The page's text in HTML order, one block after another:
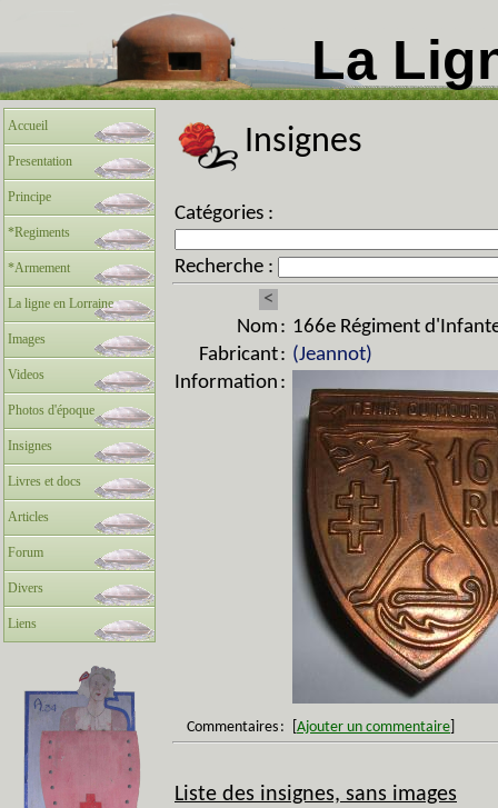
La
Accueil
Presentation
Principe
*Regiments
*Armement
La ligne en Lorraine
Images
Videos
Photos d'époque
Insignes
Livres et docs
Articles
Forum
Divers
Liens
Insignes
Catégories :
Recherche :
<
Nom : 166e Régiment
Fabricant: (Jeannot)
Information :
Commentaires : Ajouter un commentaire
Liste des insignes, sans images